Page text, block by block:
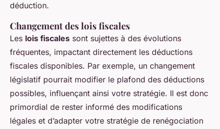
déduction.
Changement des lois fiscales
Les lois fiscales sont sujettes à des évolutions
fréquentes, impactant directement les déductions
fiscales disponibles. Par exemple, un changement
législatif pourrait modifier le plafond des déductions
possibles, influençant ainsi votre stratégie. Il est donc
primordial de rester informé des modifications
légales et d’adapter votre stratégie de renégociation